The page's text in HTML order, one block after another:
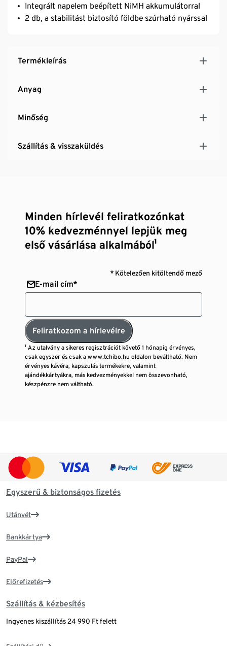
Integrált napelem beépített NiMH akkumulátorral
2 db, a stabilitást biztosító földbe szúrható nyárssal
Termékleírás
Anyag
Minőség
Szállítás & visszaküldés
Minden hírlevél feliratkozónkat
10% kedvezménnyel lepjük meg
első vásárlása alkalmából¹
* Kötelezően kitöltendő mező
E-mail cím*
Feliratkozom a hírlevélre
¹ Az utalvány a sikeres regisztrációt követő 1 hónapig érvényes,
csak egyszer és csak a www.tchibo.hu oldalon beváltható. Nem
érvényes kávéra, kapszulás termékekre, valamint
ajándékkártyákra, más kedvezményekkel nem összevonható,
készpénzre nem váltható.
Egyszerű & biztonságos fizetés
Utánvét
Bankkártya
PayPal
Előrefizetés
Szállítás & kézbesítés
Ingyenes kiszállítás 24 990 Ft felett